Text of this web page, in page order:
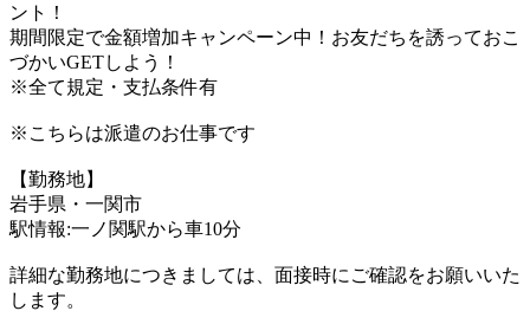
ント！
期間限定で金額増加キャンペーン中！お友だちを誘っておこ
づかいGETしよう！
※全て規定・支払条件有
※こちらは派遣のお仕事です
【勤務地】
岩手県・一関市
駅情報:一ノ関駅から車10分
詳細な勤務地につきましては、面接時にご確認をお願いいた
します。